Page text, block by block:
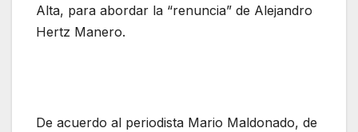
Alta, para abordar la “renuncia” de Alejandro
Hertz Manero.
De acuerdo al periodista Mario Maldonado, de